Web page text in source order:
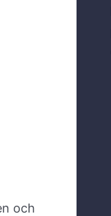
och